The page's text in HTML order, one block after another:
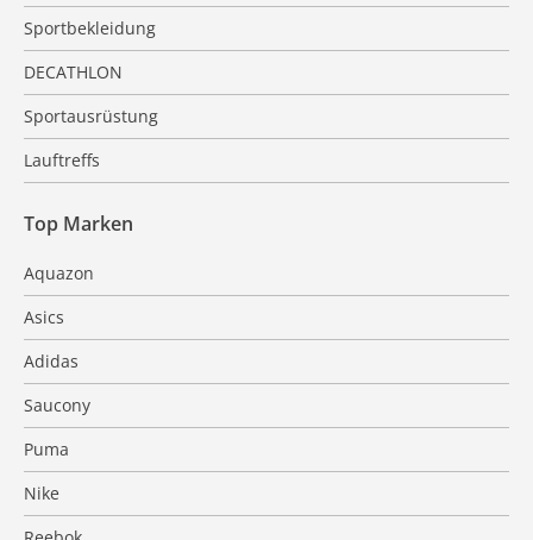
Sportbekleidung
DECATHLON
Sportausrüstung
Lauftreffs
Top Marken
Aquazon
Asics
Adidas
Saucony
Puma
Nike